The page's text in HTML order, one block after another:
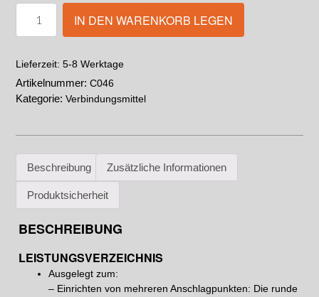
IN DEN WARENKORB LEGEN
Lieferzeit: 5-8 Werktage
Artikelnummer: C046
Kategorie: Verbindungsmittel
Beschreibung Zusätzliche Informationen
Produktsicherheit
BESCHREIBUNG
LEISTUNGSVERZEICHNIS
Ausgelegt zum:
– Einrichten von mehreren Anschlagpunkten: Die runde